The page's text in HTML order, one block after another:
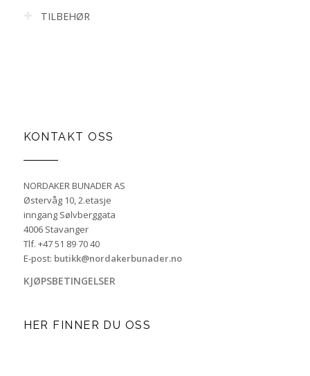
TILBEHØR
KONTAKT OSS
NORDAKER BUNADER AS
Østervåg 10, 2.etasje
inngang Sølvberggata
4006 Stavanger
Tlf. +47 51 89 70 40
E-post: butikk@nordakerbunader.no
KJØPSBETINGELSER
HER FINNER DU OSS